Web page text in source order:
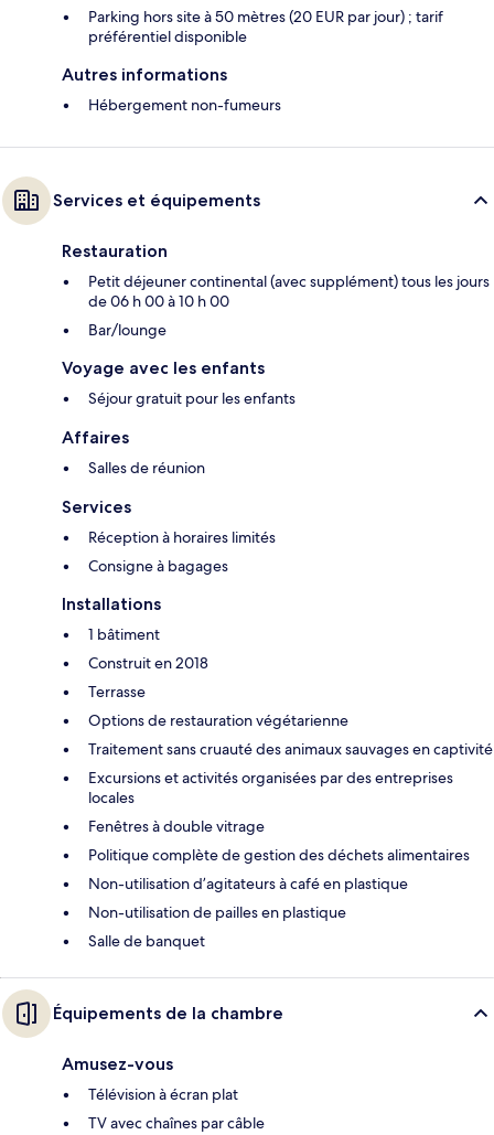
Parking hors site à 50 mètres (20 EUR par jour) ; tarif
préférentiel disponible
Autres informations
Hébergement non-fumeurs
Services et équipements
Restauration
Petit déjeuner continental (avec supplément) tous les jours
de 06 h 00 à 10 h 00
Bar/lounge
Voyage avec les enfants
Séjour gratuit pour les enfants
Affaires
Salles de réunion
Services
Réception à horaires limités
Consigne à bagages
Installations
1 bâtiment
Construit en 2018
Terrasse
Options de restauration végétarienne
Traitement sans cruauté des animaux sauvages en captivité
Excursions et activités organisées par des entreprises
locales
Fenêtres à double vitrage
Politique complète de gestion des déchets alimentaires
Non-utilisation d’agitateurs à café en plastique
Non-utilisation de pailles en plastique
Salle de banquet
Équipements de la chambre
Amusez-vous
Télévision à écran plat
TV avec chaînes par câble